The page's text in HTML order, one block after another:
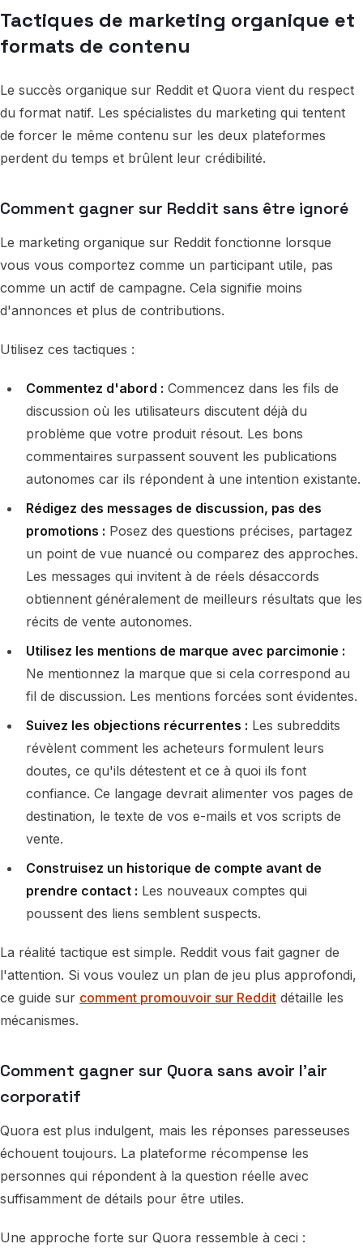
Tactiques de marketing organique et
formats de contenu
Le succès organique sur Reddit et Quora vient du respect
du format natif. Les spécialistes du marketing qui tentent
de forcer le même contenu sur les deux plateformes
perdent du temps et brûlent leur crédibilité.
Comment gagner sur Reddit sans être ignoré
Le marketing organique sur Reddit fonctionne lorsque
vous vous comportez comme un participant utile, pas
comme un actif de campagne. Cela signifie moins
d'annonces et plus de contributions.
Utilisez ces tactiques :
Commentez d'abord : Commencez dans les fils de
discussion où les utilisateurs discutent déjà du
problème que votre produit résout. Les bons
commentaires surpassent souvent les publications
autonomes car ils répondent à une intention existante.
Rédigez des messages de discussion, pas des
promotions : Posez des questions précises, partagez
un point de vue nuancé ou comparez des approches.
Les messages qui invitent à de réels désaccords
obtiennent généralement de meilleurs résultats que les
récits de vente autonomes.
Utilisez les mentions de marque avec parcimonie :
Ne mentionnez la marque que si cela correspond au
fil de discussion. Les mentions forcées sont évidentes.
Suivez les objections récurrentes : Les subreddits
révèlent comment les acheteurs formulent leurs
doutes, ce qu'ils détestent et ce à quoi ils font
confiance. Ce langage devrait alimenter vos pages de
destination, le texte de vos e-mails et vos scripts de
vente.
Construisez un historique de compte avant de
prendre contact : Les nouveaux comptes qui
poussent des liens semblent suspects.
La réalité tactique est simple. Reddit vous fait gagner de
l'attention. Si vous voulez un plan de jeu plus approfondi,
ce guide sur comment promouvoir sur Reddit détaille les
mécanismes.
Comment gagner sur Quora sans avoir l'air
corporatif
Quora est plus indulgent, mais les réponses paresseuses
échouent toujours. La plateforme récompense les
personnes qui répondent à la question réelle avec
suffisamment de détails pour être utiles.
Une approche forte sur Quora ressemble à ceci :